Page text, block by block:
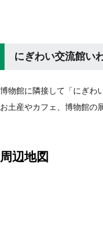
にぎわい交流館い
博物館に隣接して「にぎわ
お土産やカフェ、博物館の
周辺地図